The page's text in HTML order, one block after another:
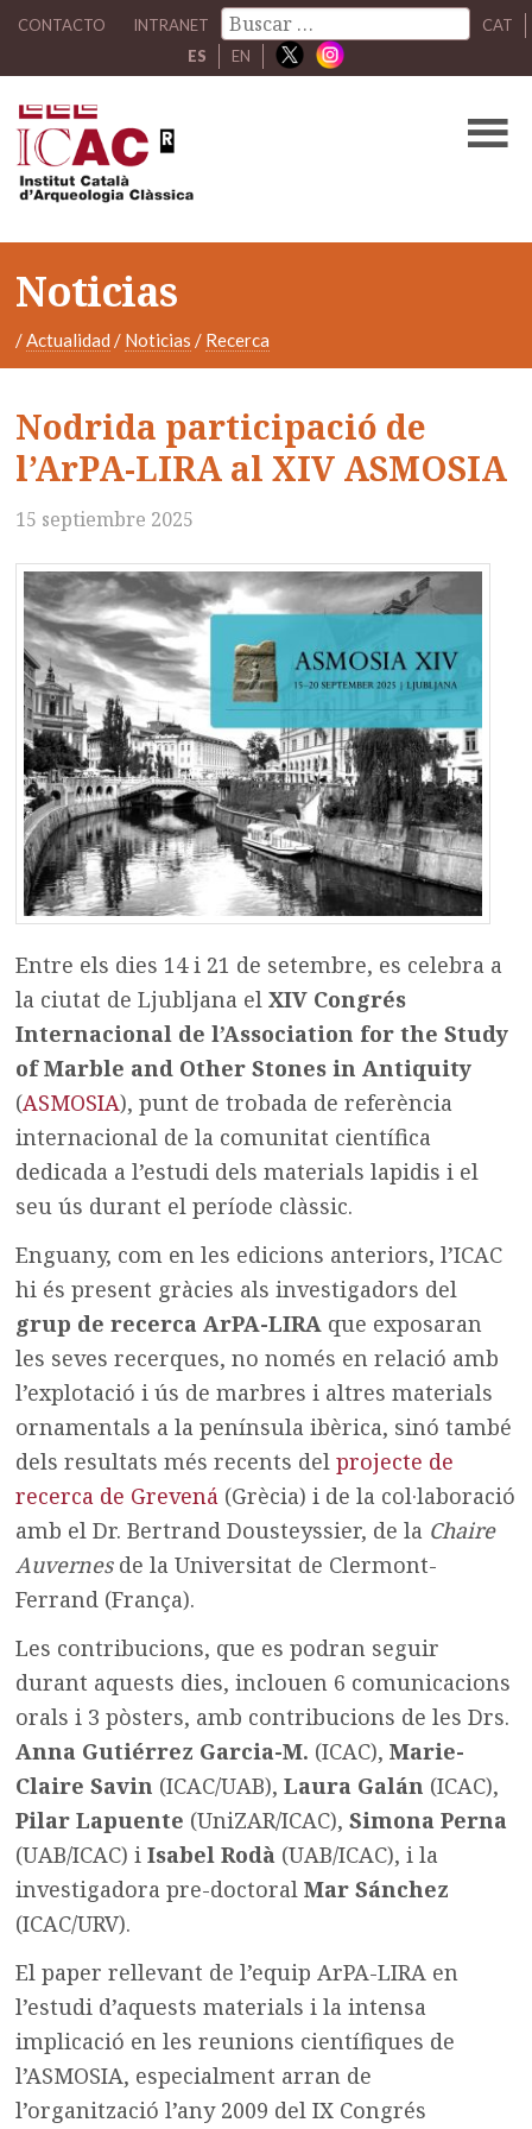
CONTACTO INTRANET
CAT
ES
EN
Noticias
/Actualidad / Noticias / Recerca
Nodrida participació de
l’ArPA-LIRA al XIV ASMOSIA
15 septiembre 2025
Entre els dies 14 i 21 de setembre, es celebra a
la ciutat de Ljubljana elXIV Congrés
Internacional de l’Association for the Study
of Marble and Other Stones in Antiquity
(ASMOSIA), punt de trobada de referència
internacional de la comunitat científica
dedicada a l’estudi dels materials lapidis i el
seu ús durant el període clàssic.
Enguany, com en les edicions anteriors, l’ICAC
hi és present gràcies als investigadors del
grup de recerca ArPA-LIRA que exposaran
les seves recerques, no només en relació amb
l’explotació i ús de marbres i altres materials
ornamentals a la península ibèrica, sinó també
dels resultats més recents delprojecte de
recerca de Grevená (Grècia) i de la col·laboració
amb el Dr. Bertrand Dousteyssier, de la Chaire
Auvernesde la Universitat de Clermont-
Ferrand (França).
Les contribucions, que es podran seguir
durant aquests dies, inclouen 6 comunicacions
orals i 3 pòsters, amb contribucions de les Drs.
Anna Gutiérrez Garcia-M. (ICAC),Marie-
Claire Savin (ICAC/UAB),Laura Galán (ICAC),
Pilar Lapuente (UniZAR/ICAC),Simona Perna
(UAB/ICAC) iIsabel Rodà (UAB/ICAC), i la
investigadora pre-doctoralMar Sánchez
(ICAC/URV).
El paper rellevant de l’equip ArPA-LIRA en
l’estudi d’aquests materials i la intensa
implicació en les reunions científiques de
l’ASMOSIA, especialment arran de
l’organització l’any 2009 del IX Congrés